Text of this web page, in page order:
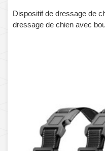
Dispositif de dressage de
dressage de chien avec